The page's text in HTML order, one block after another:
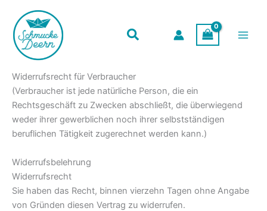
Inhalt
springen
Widerrufsrecht für Verbraucher
(Verbraucher ist jede natürliche Person, die ein
Rechtsgeschäft zu Zwecken abschließt, die überwiegend
weder ihrer gewerblichen noch ihrer selbstständigen
beruflichen Tätigkeit zugerechnet werden kann.)
Widerrufsbelehrung
Widerrufsrecht
Sie haben das Recht, binnen vierzehn Tagen ohne Angabe
von Gründen diesen Vertrag zu widerrufen.